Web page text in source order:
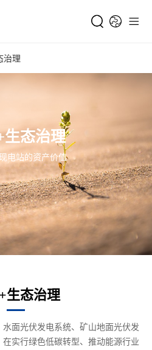
治理
生态治理
电站的资产价值
生态治理
面光伏发电系统、矿山地面光伏发
实行绿色低碳转型、推动能源行业